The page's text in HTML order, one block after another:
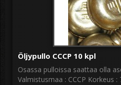
Öljypullo CCCP 10 kpl
Osassa pulloissa saattaa olla
Valmistusmaa : CCCP Korkeus :